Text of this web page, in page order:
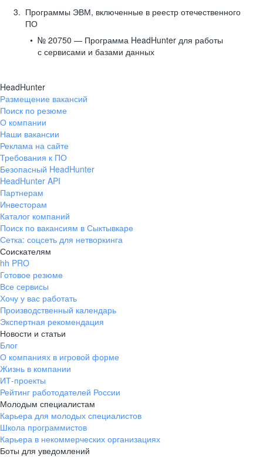
Программы ЭВМ, включенные в реестр отечественного
ПО
№ 20750 — Программа HeadHunter для работы
с сервисами и базами данных
HeadHunter
Размещение вакансий
Поиск по резюме
О компании
Наши вакансии
Реклама на сайте
Требования к ПО
Безопасный HeadHunter
HeadHunter API
Партнерам
Инвесторам
Каталог компаний
Поиск по вакансиям в Сыктывкаре
Сетка: соцсеть для нетворкинга
Соискателям
hh PRO
Готовое резюме
Все сервисы
Хочу у вас работать
Производственный календарь
Экспертная рекомендация
Новости и статьи
Блог
О компаниях в игровой форме
Жизнь в компании
ИТ-проекты
Рейтинг работодателей России
Молодым специалистам
Карьера для молодых специалистов
Школа программистов
Карьера в некоммерческих организациях
Боты для уведомлений